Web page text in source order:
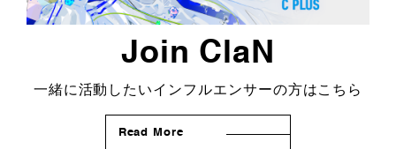
Join ClaN
一緒に活動したいインフルエンサーの方はこちら
Read More